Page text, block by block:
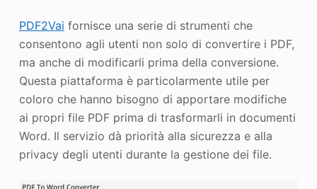
PDF2Vai fornisce una serie di strumenti che
consentono agli utenti non solo di convertire i PDF,
ma anche di modificarli prima della conversione.
Questa piattaforma è particolarmente utile per
coloro che hanno bisogno di apportare modifiche
ai propri file PDF prima di trasformarli in documenti
Word. Il servizio dà priorità alla sicurezza e alla
privacy degli utenti durante la gestione dei file.